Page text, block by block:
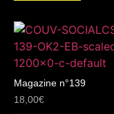
Magazine n°139
18,00€